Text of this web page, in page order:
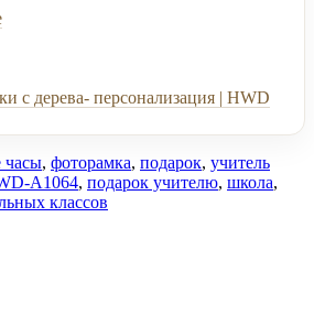
с дерева- персонализация | HWD
часы, фоторамка, подарок, учитель
A1064, подарок учителю, школа,
классов